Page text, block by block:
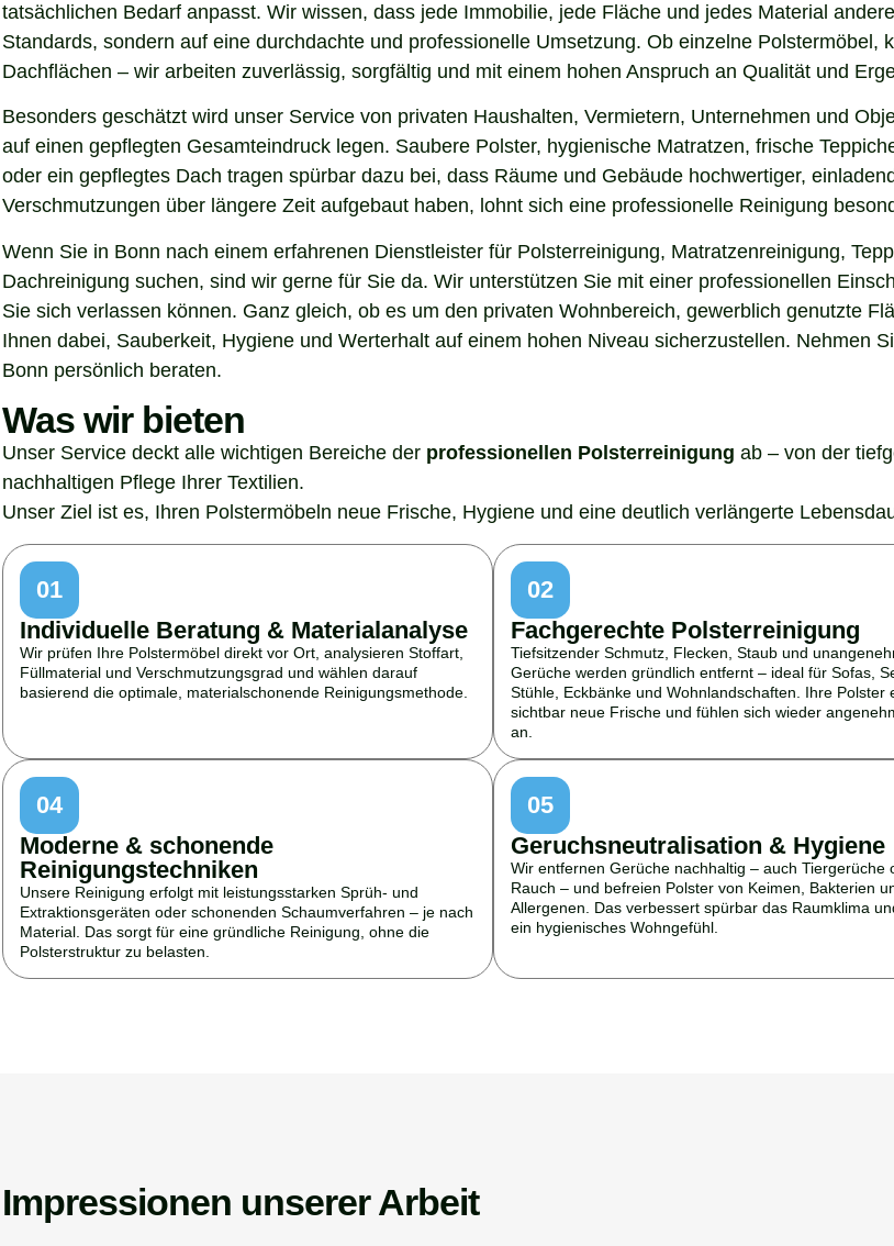
tatsächlichen Bedarf anpasst. Wir wissen, dass jede Immobilie, jede Fläche und jedes Material
Standards, sondern auf eine durchdachte und professionelle Umsetzung. Ob einzelne
Dachflächen – wir arbeiten zuverlässig, sorgfältig und mit einem hohen Anspruch an Qualität und
Besonders geschätzt wird unser Service von privaten Haushalten, Vermietern, Unternehmen und
auf einen gepflegten Gesamteindruck legen. Saubere Polster, hygienische Matratzen, frische
oder ein gepflegtes Dach tragen spürbar dazu bei, dass Räume und Gebäude hochwertiger,
Verschmutzungen über längere Zeit aufgebaut haben, lohnt sich eine professionelle Reinigung
Wenn Sie in Bonn nach einem erfahrenen Dienstleister für Polsterreinigung, Matratzenreinigung,
Dachreinigung suchen, sind wir gerne für Sie da. Wir unterstützen Sie mit einer professionellen
Sie sich verlassen können. Ganz gleich, ob es um den privaten Wohnbereich, gewerblich genutzte
Ihnen dabei, Sauberkeit, Hygiene und Werterhalt auf einem hohen Niveau sicherzustellen. Nehmen
Bonn persönlich beraten.
Was wir bieten
Unser Service deckt alle wichtigen Bereiche der professionellen Polsterreinigung ab – von der
nachhaltigen Pflege Ihrer Textilien.
Unser Ziel ist es, Ihren Polstermöbeln neue Frische, Hygiene und eine deutlich verlängerte
01
Individuelle Beratung & Materialanalyse
Wir prüfen Ihre Polstermöbel direkt vor Ort, analysieren Stoffart,
Füllmaterial und Verschmutzungsgrad und wählen darauf
basierend die optimale, materialschonende Reinigungsmethode.
02
Fachgerechte Polsterreinigung
Tiefsitzender Schmutz, Flecken, Staub und
Gerüche werden gründlich entfernt – ideal für Sofas,
Stühle, Eckbänke und Wohnlandschaften. Ihre Polster
sichtbar neue Frische und fühlen sich wieder
an.
04
Moderne & schonende
Reinigungstechniken
Unsere Reinigung erfolgt mit leistungsstarken Sprüh- und
Extraktionsgeräten oder schonenden Schaumverfahren – je nach
Material. Das sorgt für eine gründliche Reinigung, ohne die
Polsterstruktur zu belasten.
05
Geruchsneutralisation & Hygiene
Wir entfernen Gerüche nachhaltig – auch Tiergerüche
Rauch – und befreien Polster von Keimen, Bakterien
Allergenen. Das verbessert spürbar das Raumklima
ein hygienisches Wohngefühl.
Impressionen unserer Arbeit